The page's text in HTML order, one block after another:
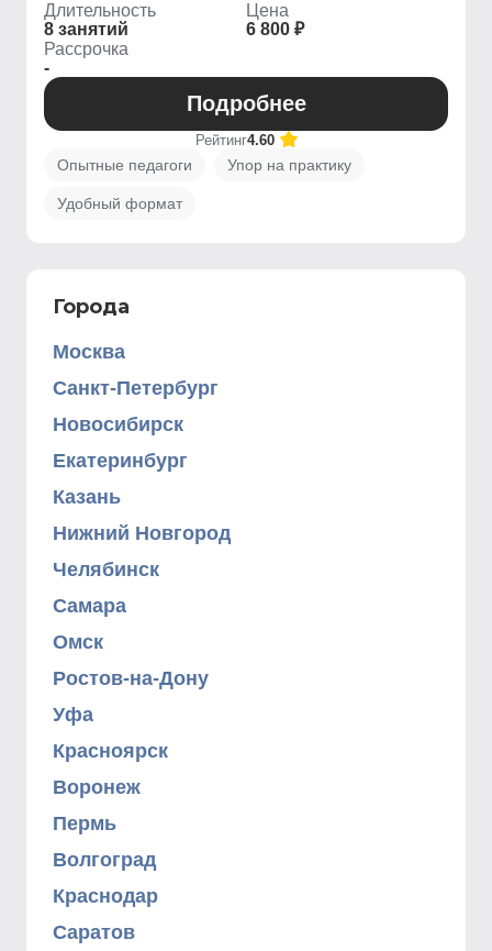
Длительность
8 занятий
Цена
6 800 ₽
Рассрочка
-
Подробнее
Рейтинг4.60
Опытные педагоги Упор на практику
Удобный формат
Города
Москва
Санкт-Петербург
Новосибирск
Екатеринбург
Казань
Нижний Новгород
Челябинск
Самара
Омск
Ростов-на-Дону
Уфа
Красноярск
Воронеж
Пермь
Волгоград
Краснодар
Саратов